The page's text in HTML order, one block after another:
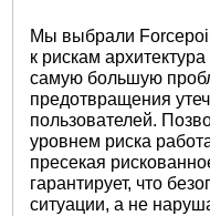
Мы выбрали
к рискам
самую большую
предотвращения
пользователей.
уровнем риска
пресекая
гарантирует, что
ситуации, а не